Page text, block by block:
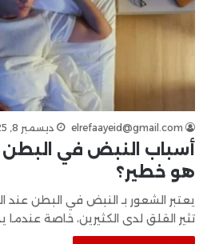
elrefaayeid@gmail.com ديسمبر 8, 2025
أسباب النبض في البطن
هو خطير؟
يعتبر الشعور بـ النبض في البطن عند
تثير القلق لدى الكثيرين، خاصة